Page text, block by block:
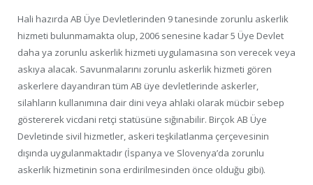
Hali hazırda AB Üye Devletlerinden 9 tanesinde zorunlu askerlik
hizmeti bulunmamakta olup, 2006 senesine kadar 5 Üye Devlet
daha ya zorunlu askerlik hizmeti uygulamasına son verecek veya
askıya alacak. Savunmalarını zorunlu askerlik hizmeti gören
askerlere dayandıran tüm AB üye devletlerinde askerler,
silahların kullanımına dair dini veya ahlaki olarak mücbir sebep
göstererek vicdani retçi statüsüne sığınabilir. Birçok AB Üye
Devletinde sivil hizmetler, askeri teşkilatlanma çerçevesinin
dışında uygulanmaktadır (İspanya ve Slovenya’da zorunlu
askerlik hizmetinin sona erdirilmesinden önce olduğu gibi).